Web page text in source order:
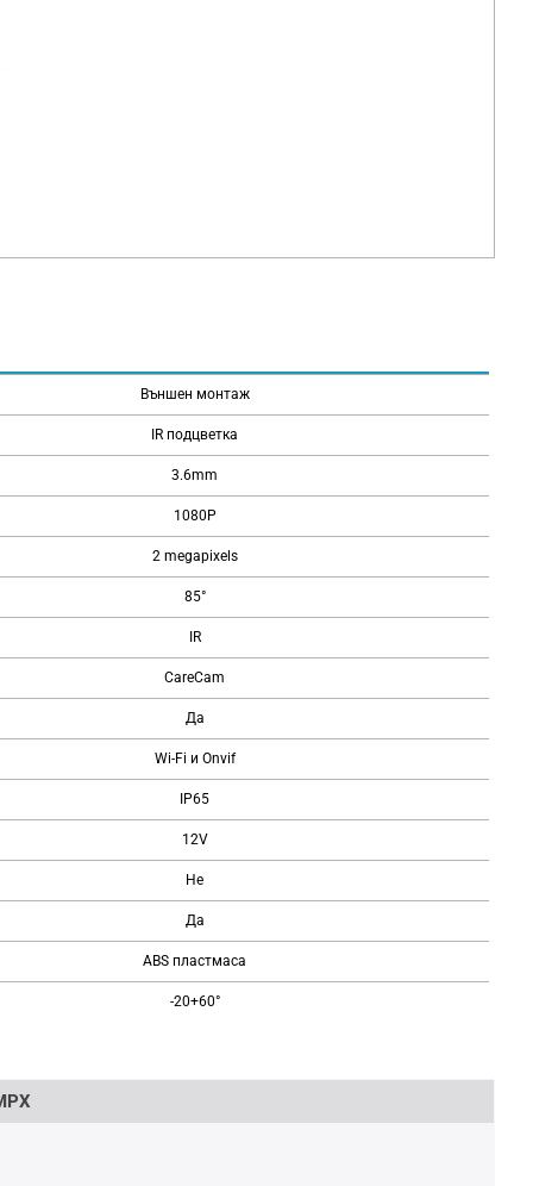
Външен монтаж
IR подцветка
3.6mm
1080P
2 megapixels
85°
IR
CareCam
Да
Wi-Fi и Onvif
IP65
12V
Не
Да
ABS пластмаса
-20+60°